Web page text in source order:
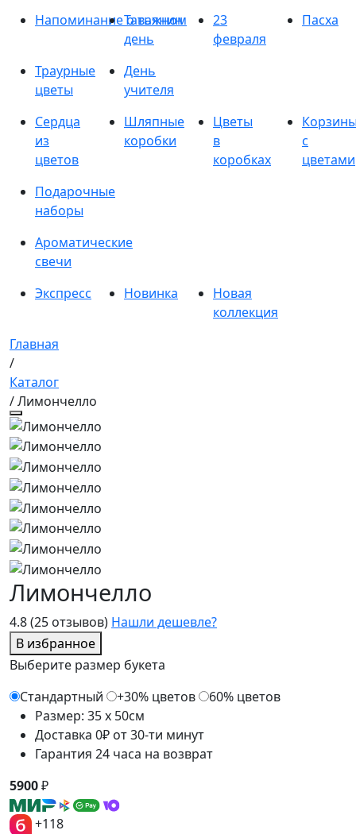
Напоминание о важном
Татьянин
день
23
февраля
Пасха
Траурные
цветы
День
учителя
Сердца
из
цветов
Шляпные
коробки
Цветы
в
коробках
с
цветами
Подарочные
наборы
Ароматические
свечи
Экспресс
Новинка
Новая
коллекция
Главная
/
Каталог
/ Лимончелло
4.8(25 отзывов) Нашли дешевле?
В избранное
Лимончелло
Выберите размер букета
Стандартный
+30% цветов
60% цветов
Размер: 35 x 50см
Доставка 0₽ от 30-ти минут
Гарантия 24 часа на возврат
5900₽
+118